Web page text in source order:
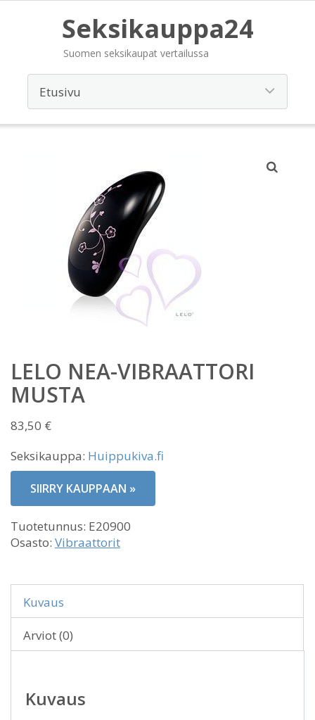
Seksikauppa24
Suomen seksikaupat vertailussa
LELO NEA-VIBRAATTORI
MUSTA
83,50 €
Seksikauppa: Huippukiva.fi
SIIRRY KAUPPAAN »
Tuotetunnus: E20900
Osasto: Vibraattorit
Kuvaus
Arviot (0)
Kuvaus